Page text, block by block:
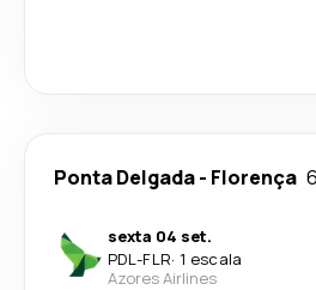
Ponta Delgada- Florença
sexta 04 set.
PDL-FLR· 1 escala
Azores Airlines